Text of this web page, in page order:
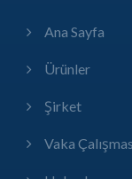
Ana Sayfa
Ürünler
Şirket
Vaka